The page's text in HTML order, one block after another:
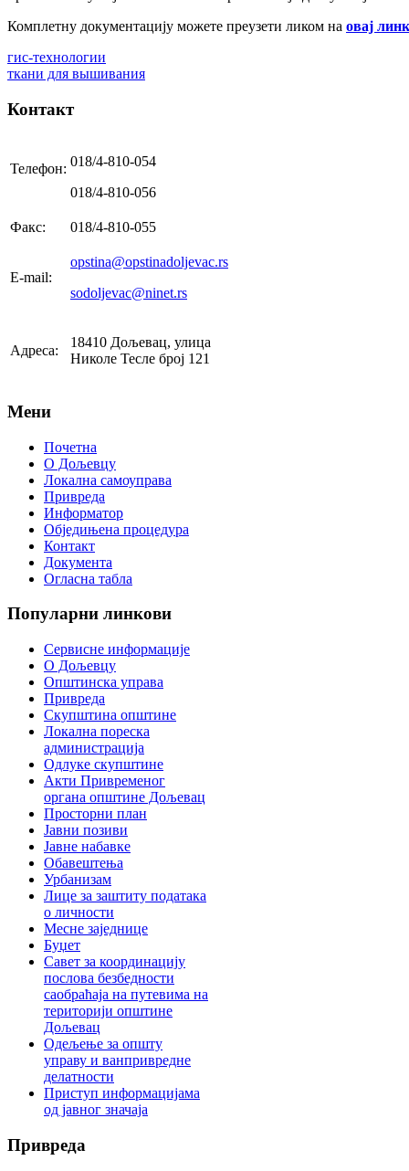
Комплетну документацију можете преузети ликом на овај линк
гис-технологии
ткани для вышивания
Контакт
Телефон: 018/4-810-054
018/4-810-056
Факс: 018/4-810-055
E-mail:
opstina@opstinadoljevac.rs
sodoljevac@ninet.rs
Адреса:
18410 Дољевац, улица
Николе Тесле број 121
Мени
Почетна
О Дољевцу
Локална самоуправа
Привреда
Информатор
Обједињена процедура
Контакт
Документа
Огласна табла
Популарни линкови
Сервисне информације
О Дољевцу
Општинска управа
Привреда
Скупштина општине
Локална пореска
администрација
Одлуке скупштине
Акти Привременог
органа општине Дољевац
Просторни план
Јавни позиви
Јавне набавке
Обавештења
Урбанизам
Лице за заштиту података
о личности
Месне заједнице
Буџет
Савет за координацију
послова безбедности
саобраћаја на путевима на
територији општине
Дољевац
Одељење за општу
управу и ванпривредне
делатности
Приступ информацијама
од јавног значаја
Привреда